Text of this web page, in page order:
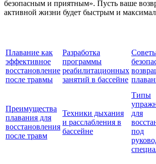
безопасным и приятным». Пусть ваше
активной жизни будет быстрым и
Плавание как
эффективное
восстановление
после травмы
Разработка
программы
реабилитационных
занятий в бассейне
Преимущества
плавания для
восстановления
после травм
Техники дыхания
и расслабления в
бассейне
Типы
для
под